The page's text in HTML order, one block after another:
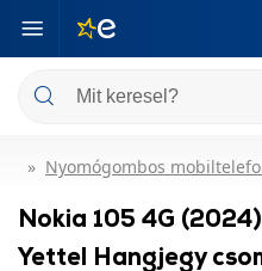
Nyomógombos
Nokia 105 4G
Yettel Hangjegy